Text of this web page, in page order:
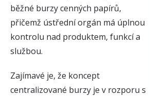
běžné burzy cenných papírů,
přičemž ústřední orgán má úplnou
kontrolu nad produktem, funkcí a
službou.
Zajímavé je, že koncept
centralizované burzy je v rozporu s